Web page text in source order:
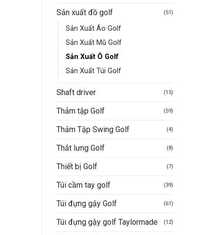
Sản xuất đồ golf (51)
Sản Xuất Áo Golf
Sản Xuất Mũ Golf
Sản Xuất Ô Golf
Sản Xuất Túi Golf
Shaft driver (15)
Thảm tập Golf (59)
Thảm Tập Swing Golf (4)
Thắt lưng Golf (8)
Thiết bị Golf (7)
Túi cầm tay golf (39)
Túi đựng gậy Golf (61)
Túi đựng gậy golf Taylormade (12)